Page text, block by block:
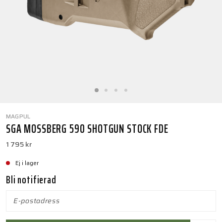
MAGPUL
SGA MOSSBERG 590 SHOTGUN STOCK FDE
1 795 kr
Ej i lager
Bli notifierad